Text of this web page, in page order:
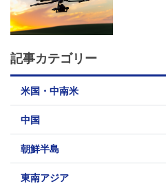
記事カテゴリー
米国・中南米
中国
朝鮮半島
東南アジア